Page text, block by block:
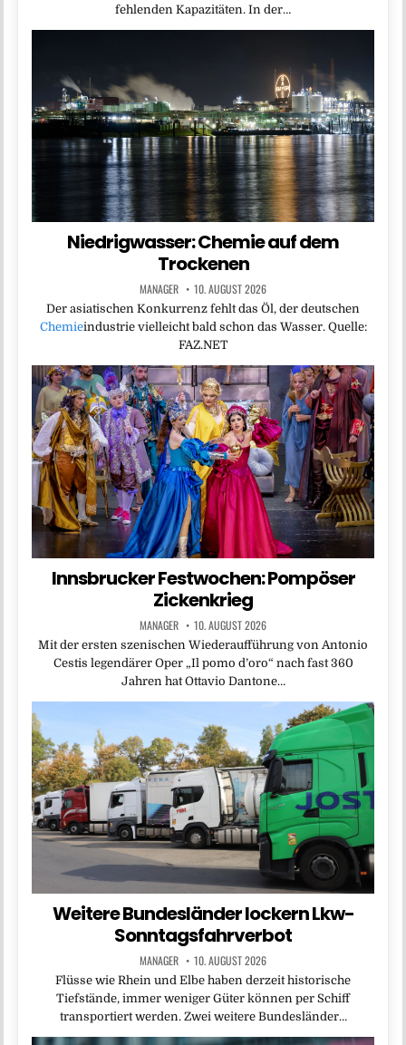
fehlenden Kapazitäten. In der…
Niedrigwasser: Chemie auf dem
Trockenen
MANAGER 10. AUGUST 2026
Der asiatischen Konkurrenz fehlt das Öl, der deutschen
Chemieindustrie vielleicht bald schon das Wasser. Quelle:
FAZ.NET
Innsbrucker Festwochen: Pompöser
Zickenkrieg
MANAGER 10. AUGUST 2026
Mit der ersten szenischen Wiederaufführung von Antonio
Cestis legendärer Oper „Il pomo d’oro“ nach fast 360
Jahren hat Ottavio Dantone…
Weitere Bundesländer lockern Lkw-
Sonntagsfahrverbot
MANAGER 10. AUGUST 2026
Flüsse wie Rhein und Elbe haben derzeit historische
Tiefstände, immer weniger Güter können per Schiff
transportiert werden. Zwei weitere Bundesländer…